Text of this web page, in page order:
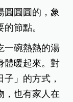
圓圓圓的，象
節點。
一碗熱熱的湯
體暖起來。對
」的方式，
，也有家人在